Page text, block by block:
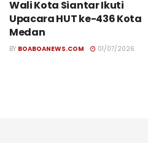
Wali Kota Siantar Ikuti
Upacara HUT ke-436 Kota
Medan
BY BOABOANEWS.COM 01/07/2026